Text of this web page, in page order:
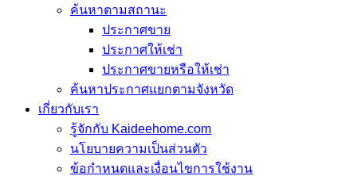
ค้นหาตามสถานะ
ประกาศขาย
ประกาศให้เช่า
ประกาศขายหรือให้เช่า
ค้นหาประกาศแยกตามจังหวัด
เกี่ยวกับเรา
รู้จักกับ Kaideehome.com
นโยบายความเป็นส่วนตัว
ข้อกำหนดและเงื่อนไขการใช้งาน